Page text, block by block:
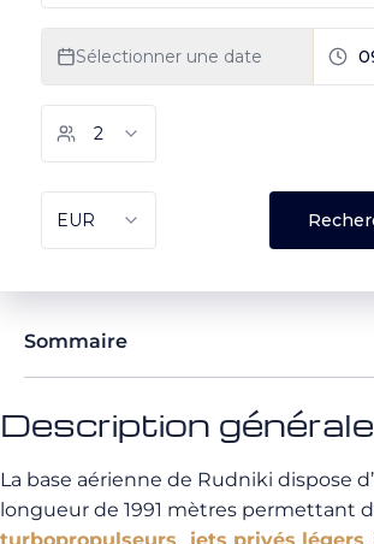
Sommaire
Description générale
La base aérienne de Rudniki dispose
longueur de 1991 mètres permettant